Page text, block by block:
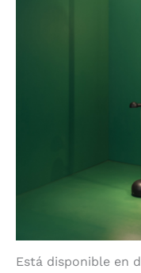
Está disponible en